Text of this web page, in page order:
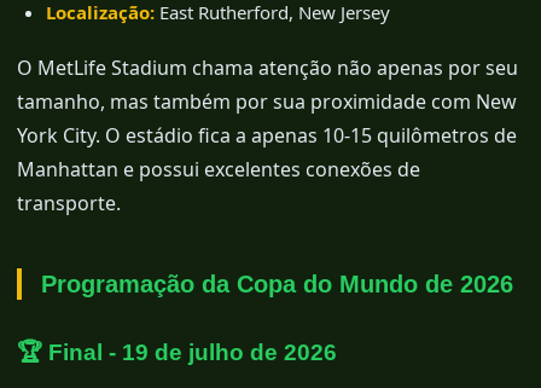
Localização: East Rutherford, New Jersey
O MetLife Stadium chama atenção não apenas por seu
tamanho, mas também por sua proximidade com New
York City. O estádio fica a apenas 10-15 quilômetros de
Manhattan e possui excelentes conexões de
transporte.
Programação da Copa do Mundo de 2026
🏆 Final - 19 de julho de 2026